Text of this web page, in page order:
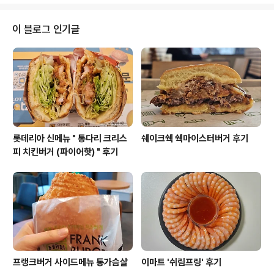
5,200원, 세트 6,300원입니다. 딜리버리 가격은 단품 6,
000원, 세트 7,400원입니다. 칼로리는 단품 705kcal,
세트1,099kcal 입니다. 크기는 지름 8cm, 높이 7cm 입
니다. 포장지는 치즈 no.5 와 동일하지만, 더블패티가 되어
서 두께감이 있어요. 들었을 때도 제법 묵..
이 블로그 인기글
롯데리아 신메뉴 " 통다리 크리스
피 치킨버거 (파이어핫) " 후기
쉐이크쉑 쉑마이스터버거 후기
프랭크버거 사이드메뉴 통가슴살
이마트 '쉬림프링' 후기